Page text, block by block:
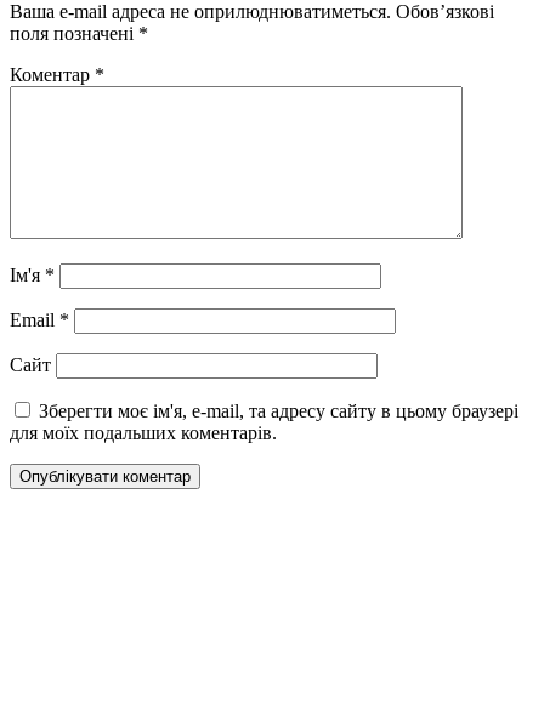
Ваша e-mail адреса не оприлюднюватиметься. Обов’язкові
поля позначені *
Коментар *
Ім'я *
Email *
Сайт
Зберегти моє ім'я, e-mail, та адресу сайту в цьому браузері
для моїх подальших коментарів.